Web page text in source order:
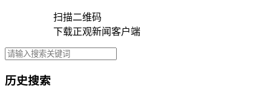
扫描二维码
下载正观新闻客户端
历史搜索